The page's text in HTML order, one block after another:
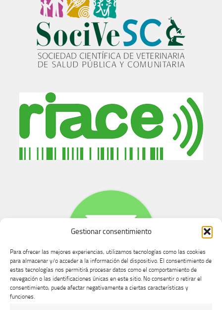
Gestionar consentimiento
Para ofrecer las mejores experiencias, utilizamos tecnologías como las cookies
para almacenar y/o acceder a la información del dispositivo. El consentimiento de
estas tecnologías nos permitirá procesar datos como el comportamiento de
navegación o las identificaciones únicas en este sitio. No consentir o retirar el
consentimiento, puede afectar negativamente a ciertas características y
funciones.
Buzón de dudas, quejas y sugerencias